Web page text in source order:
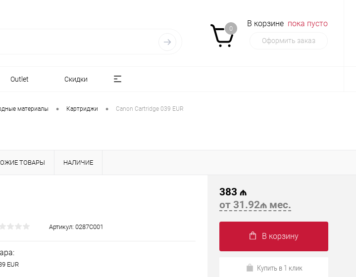
0
В корзине пока пусто
Оформить заказ
Outlet Скидки
материалы • Картриджи • Canon Cartridge 039 EUR
ТОВАРЫ НАЛИЧИЕ
Артикул: 0287C001
EUR
383 ₼
от 31.92₼ мес.
В корзину
Купить в 1 клик